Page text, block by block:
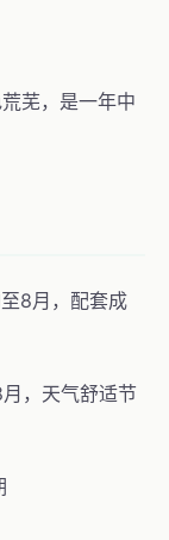
芜，是一年中
8月，配套成
，天气舒适节